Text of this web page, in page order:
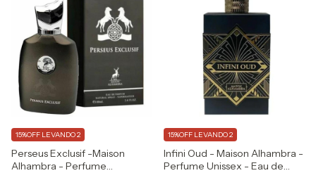
Perseus Exclusif -Maison
Alhambra - Perfume
15%OFF LEVANDO 2
Infini Oud - Maison Alhambra -
Perfume Unissex - Eau de
15%OFF LEVANDO 2